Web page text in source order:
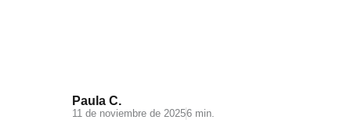
Paula C.
11 de noviembre de 20256 min.